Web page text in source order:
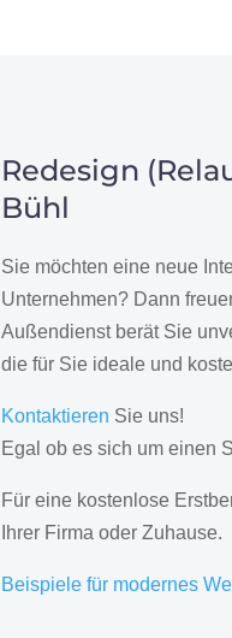
Redesign
Bühl
Sie möchten eine neue
Unternehmen? Dann
Außendienst berät Sie
die für Sie ideale und
Kontaktieren Sie uns!
Egal ob es sich um einen
Für eine kostenlose
Ihrer Firma oder Zuhause.
Beispiele für modernes